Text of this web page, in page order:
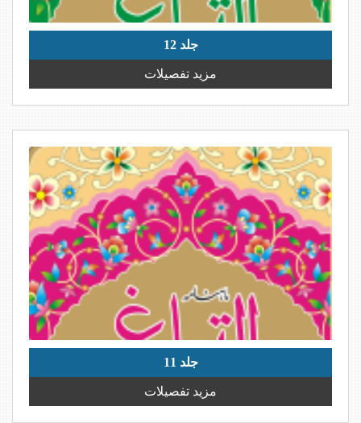
جلد 12
مزید تفصیلات
جلد 11
مزید تفصیلات